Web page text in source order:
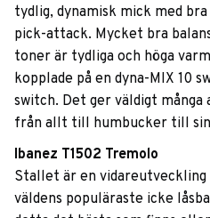
tydlig, dynamisk mick med
pick-attack. Mycket bra
toner är tydliga och höga
kopplade på en dyna-MIX 10
switch. Det ger väldigt många
från allt till humbucker till
Ibanez T1502 Tremolo
Stallet är en vidareutveckling
väldens populäraste icke